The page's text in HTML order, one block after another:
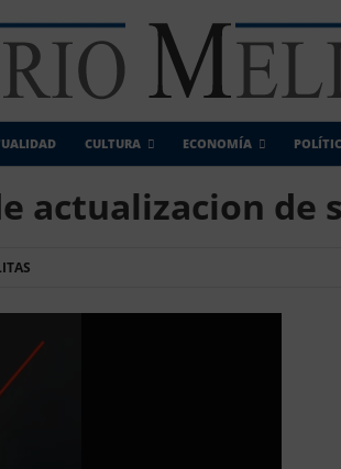
CULTURA ECONOMÍA
actualizacion de